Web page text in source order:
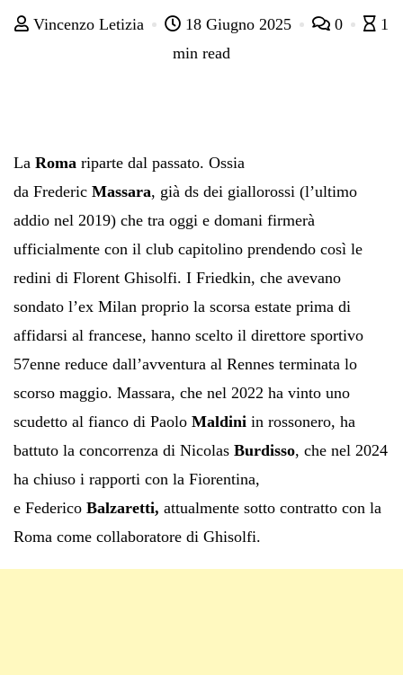
Vincenzo Letizia 18 Giugno 2025 0
1
min read
La Roma riparte dal passato. Ossia
da Frederic Massara, già ds dei giallorossi (l’ultimo
addio nel 2019) che tra oggi e domani firmerà
ufficialmente con il club capitolino prendendo così le
redini di Florent Ghisolfi. I Friedkin, che avevano
sondato l’ex Milan proprio la scorsa estate prima di
affidarsi al francese, hanno scelto il direttore sportivo
57enne reduce dall’avventura al Rennes terminata lo
scorso maggio. Massara, che nel 2022 ha vinto uno
scudetto al fianco di Paolo Maldini in rossonero, ha
battuto la concorrenza di Nicolas Burdisso, che nel 2024
ha chiuso i rapporti con la Fiorentina,
e Federico Balzaretti, attualmente sotto contratto con la
Roma come collaboratore di Ghisolfi.